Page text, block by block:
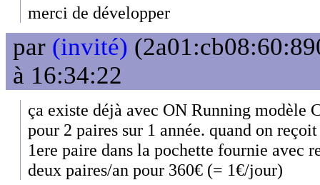
merci de développer
par (invité)
à 16:34:22
ça existe déjà avec ON Running modèle
pour 2 paires sur 1 année. quand on
1ere paire dans la pochette fournie avec
deux paires/an pour 360€ (= 1€/jour)